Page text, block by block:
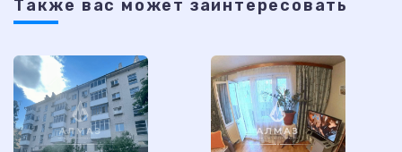
Также ваc может заинтересовать